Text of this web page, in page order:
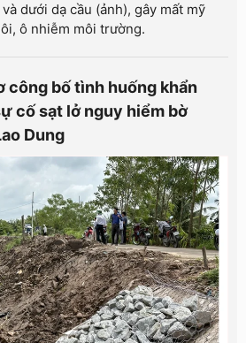
dưới dạ cầu (ảnh), gây mất mỹ
ô nhiễm môi trường.
công bố tình huống khẩn
cố sạt lở nguy hiểm bờ
Dung